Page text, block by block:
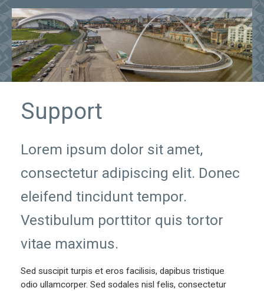
About Us
What We Do
Who We Work With
Contact Us
Support
Lorem ipsum dolor sit amet,
consectetur adipiscing elit. Donec
eleifend tincidunt tempor.
Vestibulum porttitor quis tortor
vitae maximus.
Sed suscipit turpis et eros facilisis, dapibus tristique
odio ullamcorper. Sed sodales nisl felis, consectetur